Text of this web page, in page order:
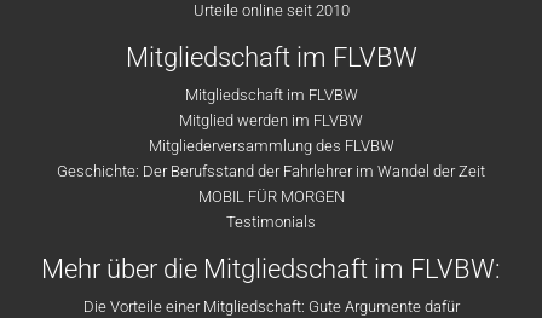
Urteile online seit 2010
Mitgliedschaft im FLVBW
Mitgliedschaft im FLVBW
Mitglied werden im FLVBW
Mitgliederversammlung des FLVBW
Geschichte: Der Berufsstand der Fahrlehrer im Wandel der Zeit
MOBIL FÜR MORGEN
Testimonials
Mehr über die Mitgliedschaft im FLVBW:
Die Vorteile einer Mitgliedschaft: Gute Argumente dafür